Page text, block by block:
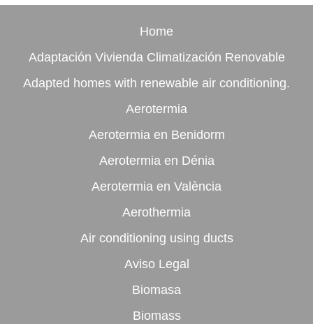
Home
Adaptación Vivienda Climatización Renovable
Adapted homes with renewable air conditioning.
Aerotermia
Aerotermia en Benidorm
Aerotermia en Dénia
Aerotermia en València
Aerothermia
Air conditioning using ducts
Aviso Legal
Biomasa
Biomass